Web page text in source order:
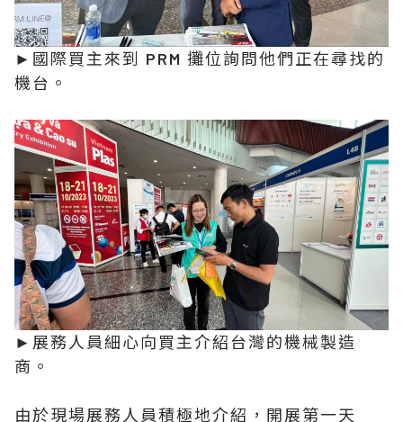
►國際買主來到 PRM 攤位詢問他們正在尋找的
機台。
►展務人員細心向買主介紹台灣的機械製造
商。
由於現場展務人員積極地介紹，開展第一天